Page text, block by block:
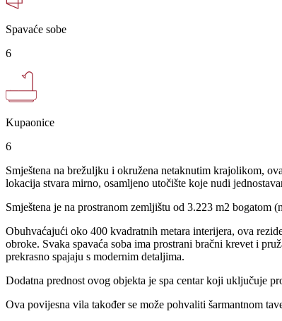
Spavaće sobe
6
Kupaonice
6
Smještena na brežuljku i okružena netaknutim krajolikom,
lokacija stvara mirno, osamljeno utočište koje nudi
Smještena je na prostranom zemljištu od 3.223 m2 bogatom
Obuhvaćajući oko 400 kvadratnih metara interijera, ova
obroke. Svaka spavaća soba ima prostrani bračni krevet i
prekrasno spajaju s modernim detaljima.
Dodatna prednost ovog objekta je spa centar koji uključuje
Ova povijesna vila također se može pohvaliti šarmantnom